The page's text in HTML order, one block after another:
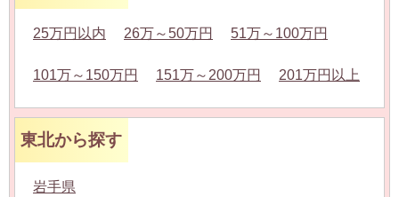
25万円以内 26万～50万円 51万～100万円
101万～150万円 151万～200万円 201万円以上
東北から探す
岩手県